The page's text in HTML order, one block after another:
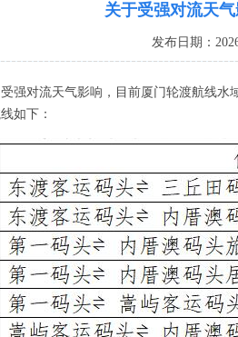
关于受强对流天
发布日期：
对流天气影响，目前厦门轮渡航线水
如下：